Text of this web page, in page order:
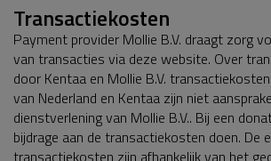
Transactiekosten
Payment provider Mollie B.V. draagt zorg
van transacties via deze website. Over
door Kentaa en Mollie B.V.
van Nederland en Kentaa zijn niet
dienstverlening van Mollie B.V.. Bij een
bijdrage aan de transactiekosten doen. De
transactiekosten zijn afhankelijk van het